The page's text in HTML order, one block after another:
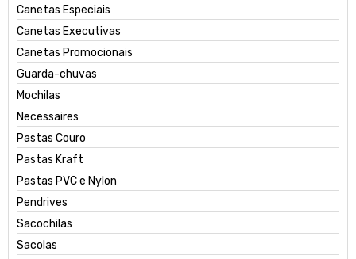
Canetas Especiais
Canetas Executivas
Canetas Promocionais
Guarda-chuvas
Mochilas
Necessaires
Pastas Couro
Pastas Kraft
Pastas PVC e Nylon
Pendrives
Sacochilas
Sacolas